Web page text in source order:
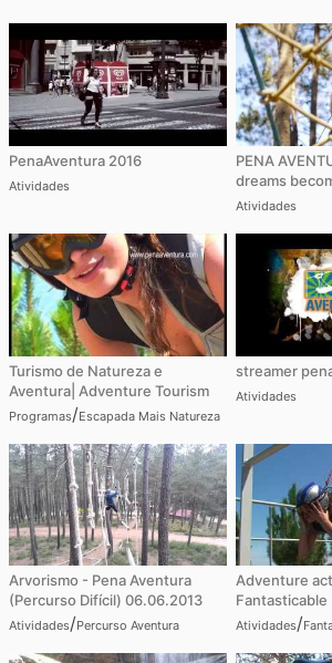
PenaAventura 2016
Atividades
PENA
dreams
Atividades
Turismo de Natureza e
Aventura| Adventure Tourism
Programas/Escapada Mais Natureza
streamer
Atividades
Arvorismo - Pena Aventura
(Percurso Difícil) 06.06.2013
Atividades/Percurso Aventura
Adventure
Fantasticable
Atividades/